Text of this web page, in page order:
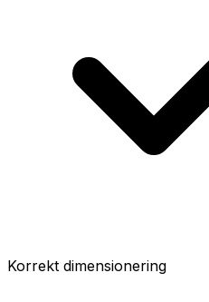
Korrekt dimensionering